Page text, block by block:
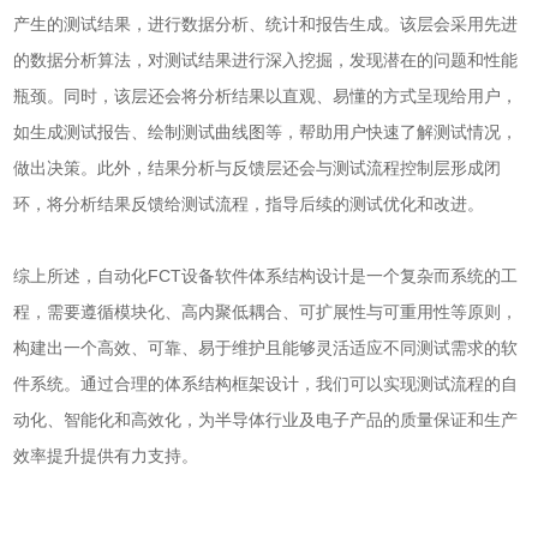
产生的测试结果，进行数据分析、统计和报告生成。该层会采用先进
的数据分析算法，对测试结果进行深入挖掘，发现潜在的问题和性能
瓶颈。同时，该层还会将分析结果以直观、易懂的方式呈现给用户，
如生成测试报告、绘制测试曲线图等，帮助用户快速了解测试情况，
做出决策。此外，结果分析与反馈层还会与测试流程控制层形成闭
环，将分析结果反馈给测试流程，指导后续的测试优化和改进。
综上所述，自动化FCT设备软件体系结构设计是一个复杂而系统的工
程，需要遵循模块化、高内聚低耦合、可扩展性与可重用性等原则，
构建出一个高效、可靠、易于维护且能够灵活适应不同测试需求的软
件系统。通过合理的体系结构框架设计，我们可以实现测试流程的自
动化、智能化和高效化，为半导体行业及电子产品的质量保证和生产
效率提升提供有力支持。